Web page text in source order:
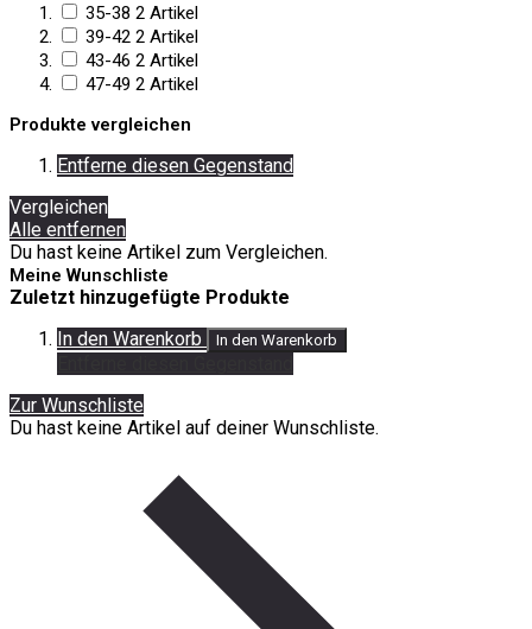
35-38 2 Artikel
39-42 2 Artikel
43-46 2 Artikel
47-49 2 Artikel
Produkte vergleichen
Entferne diesen Gegenstand
Vergleichen
Alle entfernen
Du hast keine Artikel zum Vergleichen.
Meine Wunschliste
Zuletzt hinzugefügte Produkte
In den Warenkorb
In den Warenkorb
Zur Wunschliste
Du hast keine Artikel auf deiner Wunschliste.